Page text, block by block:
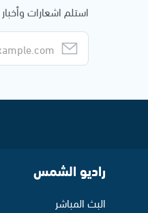
استلم اشعارات
راديو الشمس
البث المباشر